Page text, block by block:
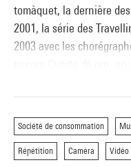
tomàquet, la dernière
2001, la série des
2003 avec les
encore Cuarto de oro,
également nourri cette
mariachi, La Ribot signe
dans laquelle le
mouvement de la
Société de consommation
Répétition Caméra Vidéo